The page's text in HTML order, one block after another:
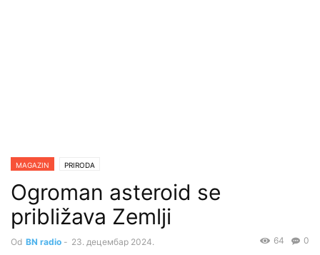
MAGAZIN PRIRODA
Ogroman asteroid se
približava Zemlji
Od BN radio - 23. децембар 2024. 0
64